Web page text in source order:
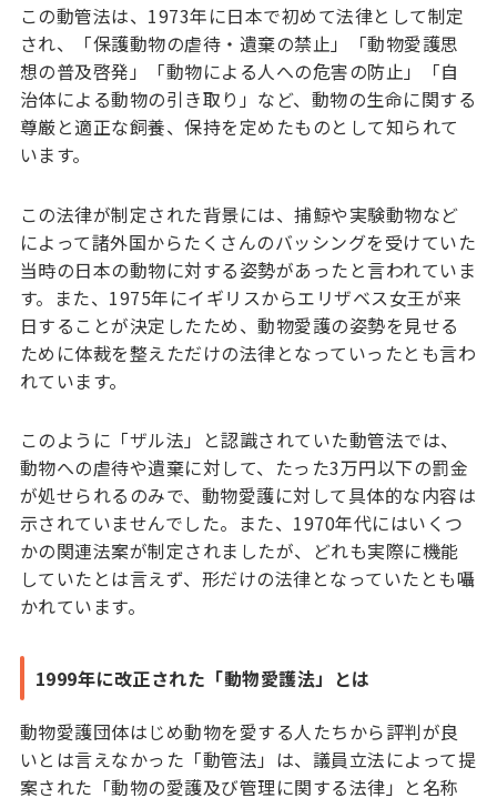
この動管法は、1973年に日本で初めて法律として制定
され、「保護動物の虐待・遺棄の禁止」「動物愛護思
想の普及啓発」「動物による人への危害の防止」「自
治体による動物の引き取り」など、動物の生命に関する
尊厳と適正な飼養、保持を定めたものとして知られて
います。
この法律が制定された背景には、捕鯨や実験動物など
によって諸外国からたくさんのバッシングを受けていた
当時の日本の動物に対する姿勢があったと言われていま
す。また、1975年にイギリスからエリザベス女王が来
日することが決定したため、動物愛護の姿勢を見せる
ために体裁を整えただけの法律となっていったとも言わ
れています。
このように「ザル法」と認識されていた動管法では、
動物への虐待や遺棄に対して、たった3万円以下の罰金
が処せられるのみで、動物愛護に対して具体的な内容は
示されていませんでした。また、1970年代にはいくつ
かの関連法案が制定されましたが、どれも実際に機能
していたとは言えず、形だけの法律となっていたとも囁
かれています。
1999年に改正された「動物愛護法」とは
動物愛護団体はじめ動物を愛する人たちから評判が良
いとは言えなかった「動管法」は、議員立法によって提
案された「動物の愛護及び管理に関する法律」と名称